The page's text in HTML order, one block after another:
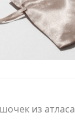
из атласа